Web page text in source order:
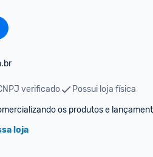
verificado
Possui loja física
os produtos e
loja